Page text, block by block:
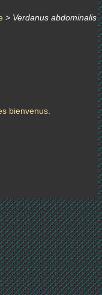
> Verdanus abdominalis
bienvenus.